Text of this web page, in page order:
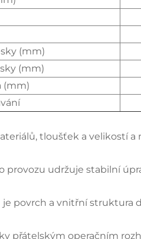
(mm)
(mm)
(mm)
tloušťek a velikostí a
provozu udržuje stabilní
je povrch a vnitřní struktura
přátelským operačním